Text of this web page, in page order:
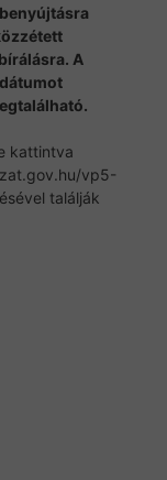
A
kattintva
vp5-
találják